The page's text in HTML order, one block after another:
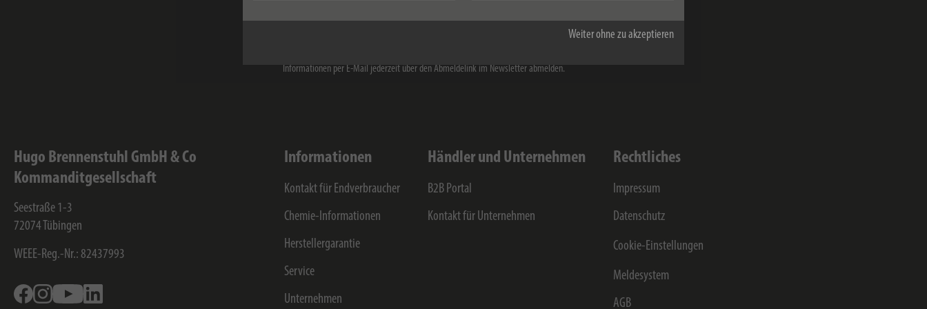
Weiter ohne zu akzeptieren
eine werbliche Ansprache zu Produkten, Dienstleistungen, Aktionen sowie exklusiven Inhalten erfolgt.
Informationen per E-Mail jederzeit über den Abmeldelink im Newsletter abmelden.
Hugo Brennenstuhl GmbH & Co
Kommanditgesellschaft
Seestraße 1-3
72074 Tübingen
WEEE-Reg.-Nr.: 82437993
FacebookInstagramYoutube
Informationen
Kontakt für Endverbraucher
Chemie-Informationen
Herstellergarantie
Service
Unternehmen
Händler und Unternehmen
B2B Portal
Kontakt für Unternehmen
Rechtliches
Impressum
Datenschutz
Cookie-Einstellungen
Meldesystem
AGB